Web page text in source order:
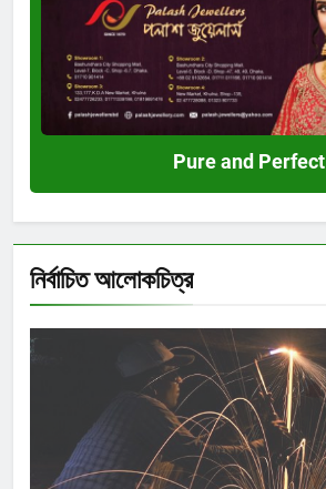
Pure and Perfect
নির্বাচিত আলোকচিত্র